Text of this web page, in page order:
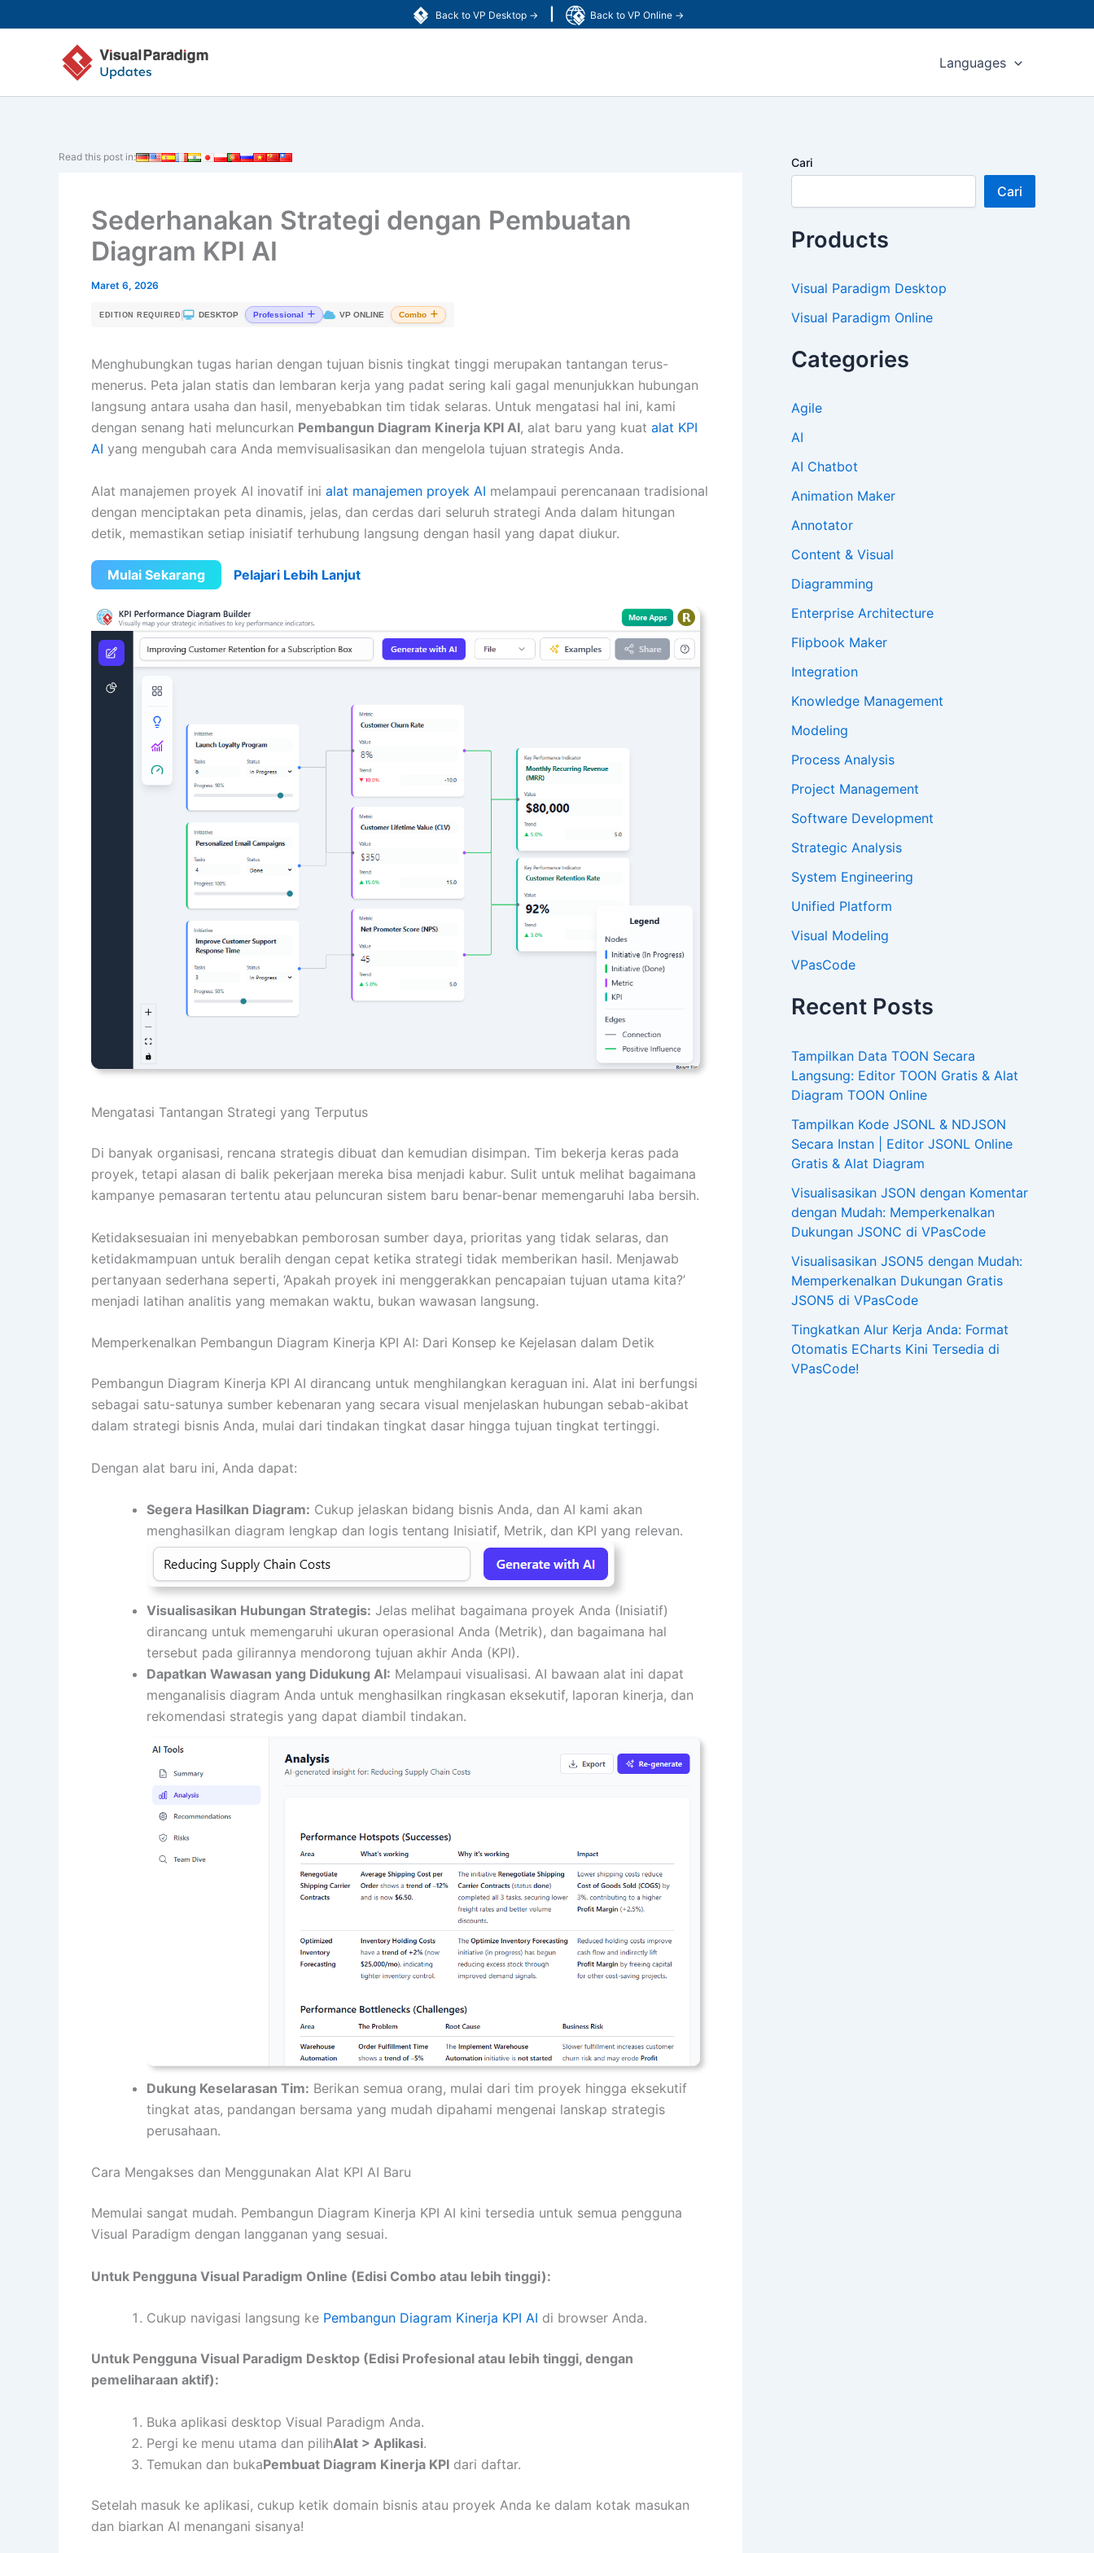
Back to VP Desktop → Back to VP Online →
ke
Languages
Read this post in:
Sederhanakan Strategi dengan Pembuatan
Diagram KPI AI
Maret 6, 2026
EDITION REQUIRED DESKTOP Professional VP ONLINE Combo
Menghubungkan tugas harian dengan tujuan bisnis tingkat tinggi merupakan tantangan terus-
menerus. Peta jalan statis dan lembaran kerja yang padat sering kali gagal menunjukkan hubungan
langsung antara usaha dan hasil, menyebabkan tim tidak selaras. Untuk mengatasi hal ini, kami
dengan senang hati meluncurkan Pembangun Diagram Kinerja KPI AI, alat baru yang kuat alat KPI
AI yang mengubah cara Anda memvisualisasikan dan mengelola tujuan strategis Anda.
Alat manajemen proyek AI inovatif ini alat manajemen proyek AI melampaui perencanaan tradisional
dengan menciptakan peta dinamis, jelas, dan cerdas dari seluruh strategi Anda dalam hitungan
detik, memastikan setiap inisiatif terhubung langsung dengan hasil yang dapat diukur.
Mulai Sekarang Pelajari Lebih Lanjut
Mengatasi Tantangan Strategi yang Terputus
Di banyak organisasi, rencana strategis dibuat dan kemudian disimpan. Tim bekerja keras pada
proyek, tetapi alasan di balik pekerjaan mereka bisa menjadi kabur. Sulit untuk melihat bagaimana
kampanye pemasaran tertentu atau peluncuran sistem baru benar-benar memengaruhi laba bersih.
Ketidaksesuaian ini menyebabkan pemborosan sumber daya, prioritas yang tidak selaras, dan
ketidakmampuan untuk beralih dengan cepat ketika strategi tidak memberikan hasil. Menjawab
pertanyaan sederhana seperti, ‘Apakah proyek ini menggerakkan pencapaian tujuan utama kita?’
menjadi latihan analitis yang memakan waktu, bukan wawasan langsung.
Memperkenalkan Pembangun Diagram Kinerja KPI AI: Dari Konsep ke Kejelasan dalam Detik
Pembangun Diagram Kinerja KPI AI dirancang untuk menghilangkan keraguan ini. Alat ini berfungsi
sebagai satu-satunya sumber kebenaran yang secara visual menjelaskan hubungan sebab-akibat
dalam strategi bisnis Anda, mulai dari tindakan tingkat dasar hingga tujuan tingkat tertinggi.
Dengan alat baru ini, Anda dapat:
Segera Hasilkan Diagram: Cukup jelaskan bidang bisnis Anda, dan AI kami akan
menghasilkan diagram lengkap dan logis tentang Inisiatif, Metrik, dan KPI yang relevan.
Visualisasikan Hubungan Strategis: Jelas melihat bagaimana proyek Anda (Inisiatif)
dirancang untuk memengaruhi ukuran operasional Anda (Metrik), dan bagaimana hal
tersebut pada gilirannya mendorong tujuan akhir Anda (KPI).
Dapatkan Wawasan yang Didukung AI: Melampaui visualisasi. AI bawaan alat ini dapat
menganalisis diagram Anda untuk menghasilkan ringkasan eksekutif, laporan kinerja, dan
rekomendasi strategis yang dapat diambil tindakan.
Dukung Keselarasan Tim: Berikan semua orang, mulai dari tim proyek hingga eksekutif
tingkat atas, pandangan bersama yang mudah dipahami mengenai lanskap strategis
perusahaan.
Cara Mengakses dan Menggunakan Alat KPI AI Baru
Memulai sangat mudah. Pembangun Diagram Kinerja KPI AI kini tersedia untuk semua pengguna
Visual Paradigm dengan langganan yang sesuai.
Untuk Pengguna Visual Paradigm Online (Edisi Combo atau lebih tinggi):
Cukup navigasi langsung ke Pembangun Diagram Kinerja KPI AI di browser Anda.
Untuk Pengguna Visual Paradigm Desktop (Edisi Profesional atau lebih tinggi, dengan
pemeliharaan aktif):
Buka aplikasi desktop Visual Paradigm Anda.
Pergi ke menu utama dan pilihAlat > Aplikasi.
Temukan dan bukaPembuat Diagram Kinerja KPI dari daftar.
Setelah masuk ke aplikasi, cukup ketik domain bisnis atau proyek Anda ke dalam kotak masukan
dan biarkan AI menangani sisanya!
Cari
Cari
Products
Visual Paradigm Desktop
Visual Paradigm Online
Categories
Agile
AI
AI Chatbot
Animation Maker
Annotator
Content & Visual
Diagramming
Enterprise Architecture
Flipbook Maker
Integration
Knowledge Management
Modeling
Process Analysis
Project Management
Software Development
Strategic Analysis
System Engineering
Unified Platform
Visual Modeling
VPasCode
Recent Posts
Tampilkan Data TOON Secara
Langsung: Editor TOON Gratis & Alat
Diagram TOON Online
Tampilkan Kode JSONL & NDJSON
Secara Instan | Editor JSONL Online
Gratis & Alat Diagram
Visualisasikan JSON dengan Komentar
dengan Mudah: Memperkenalkan
Dukungan JSONC di VPasCode
Visualisasikan JSON5 dengan Mudah:
Memperkenalkan Dukungan Gratis
JSON5 di VPasCode
Tingkatkan Alur Kerja Anda: Format
Otomatis ECharts Kini Tersedia di
VPasCode!